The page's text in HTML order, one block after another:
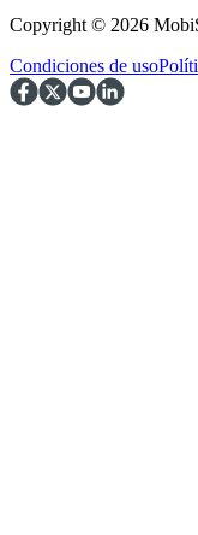
Copyright © 2026
Condiciones de uso